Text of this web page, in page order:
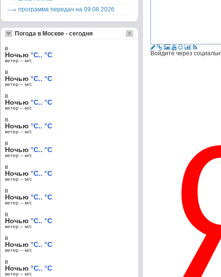
Войдите через
программа передач на 09.08.2026
Погода в Москве - сегодня
в
Ночью °C.. °C
ветер – м/c
в
Ночью °C.. °C
ветер – м/c
в
Ночью °C.. °C
ветер – м/c
в
Ночью °C.. °C
ветер – м/c
в
Ночью °C.. °C
ветер – м/c
в
Ночью °C.. °C
ветер – м/c
в
Ночью °C.. °C
ветер – м/c
в
Ночью °C.. °C
ветер – м/c
в
Ночью °C.. °C
ветер – м/c
в
Ночью °C.. °C
ветер – м/c